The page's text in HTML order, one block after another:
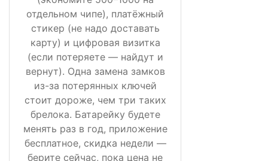
отдельном чипе), платёжный
стикер (не надо доставать
карту) и цифровая визитка
(если потеряете — найдут и
вернут). Одна замена замков
из-за потерянных ключей
стоит дороже, чем три таких
брелока. Батарейку будете
менять раз в год, приложение
бесплатное, скидка недели —
берите сейчас, пока цена не